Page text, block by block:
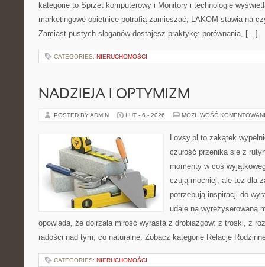
kategorie to Sprzęt komputerowy i Monitory i technologie
marketingowe obietnice potrafią zamieszać, LAKOM stawia na
Zamiast pustych sloganów dostajesz praktykę: porównania, […]
CATEGORIES: NIERUCHOMOŚCI
NADZIEJA I OPTYMIZM
POSTED BY ADMIN LUT - 6 - 2026 MOŻLIWOŚĆ
Lovsy.pl to zakątek
czułość przenika się z
momenty w coś
czują mocniej, ale też dla
potrzebują inspiracji do
udaje na wyreżyserowaną
opowiada, że dojrzała miłość wyrasta z drobiazgów: z troski, z
radości nad tym, co naturalne. Zobacz kategorie Relacje
CATEGORIES: NIERUCHOMOŚCI